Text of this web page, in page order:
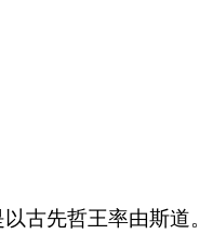
古先哲王率由斯道。